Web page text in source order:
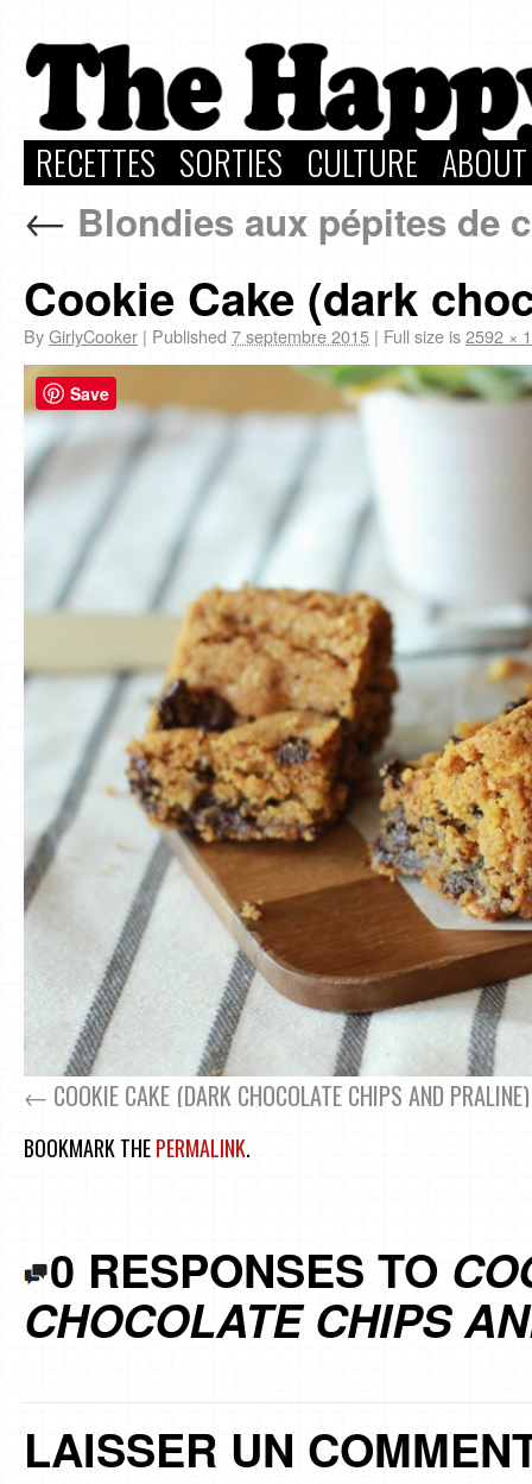
RECETTES SORTIES CULTURE
← Blondies aux pépites de
Cookie Cake (dark
ByGirlyCooker | Published 7 septembre 2015 | Full size is2592 ×
COOKIE CAKE (DARK CHOCOLATE CHIPS AND
BOOKMARK THEPERMALINK.
0 RESPONSES TO
CHOCOLATE CHIPS
LAISSER UN
Save